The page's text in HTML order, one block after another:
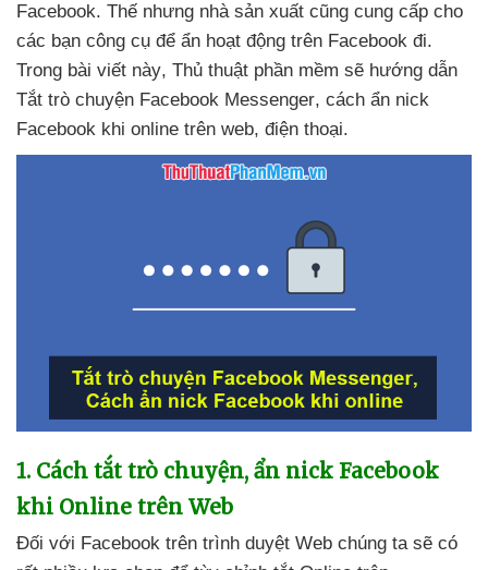
Facebook. Thế nhưng nhà sản xuất cũng cung cấp cho
các bạn công cụ để ẩn hoạt động trên Facebook đi.
Trong bài viết này, Thủ thuật phần mềm sẽ hướng dẫn
Tắt trò chuyện Facebook Messenger, cách ẩn nick
Facebook khi online trên web, điện thoại.
1. Cách tắt trò chuyện, ẩn nick Facebook
khi Online trên Web
Đối với Facebook trên trình duyệt Web chúng ta sẽ có